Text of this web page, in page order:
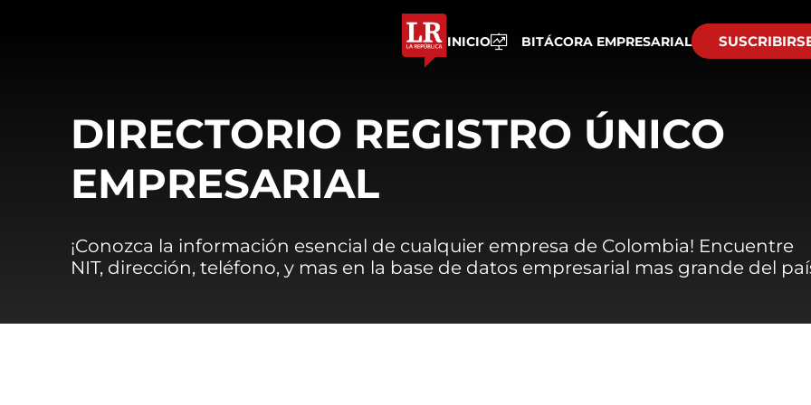
INICIO BITÁCORA EMPRESARIAL
DIRECTORIO REGISTRO ÚNICO
EMPRESARIAL
¡Conozca la información esencial de cualquier empresa de Colombia! Encuentre
NIT, dirección, teléfono, y mas en la base de datos empresarial mas grande del